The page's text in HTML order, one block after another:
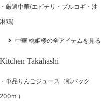
厳選中華(エビチリ・プルコギ・油
淋鶏)
中華 桃姫楼の全アイテムを見る
Kitchen Takahashi
単品りんごジュース（紙パック
200ml）